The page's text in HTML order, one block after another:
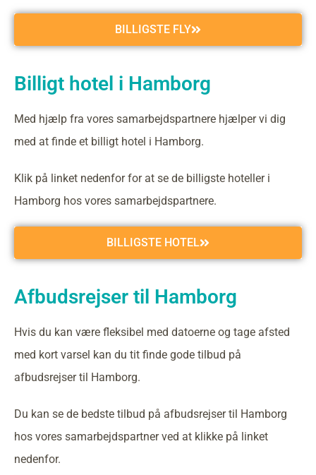
BILLIGSTE FLY
Billigt hotel i Hamborg
Med hjælp fra vores samarbejdspartnere hjælper vi dig
med at finde et billigt hotel i Hamborg.
Klik på linket nedenfor for at se de billigste hoteller i
Hamborg hos vores samarbejdspartnere.
BILLIGSTE HOTEL
Afbudsrejser til Hamborg
Hvis du kan være fleksibel med datoerne og tage afsted
med kort varsel kan du tit finde gode tilbud på
afbudsrejser til Hamborg.
Du kan se de bedste tilbud på afbudsrejser til Hamborg
hos vores samarbejdspartner ved at klikke på linket
nedenfor.